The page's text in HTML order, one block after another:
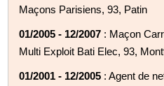
Maçons Parisiens, 93, Patin
01/2005 - 12/2007 : Maçon
Multi Exploit Bati Elec, 93,
01/2001 - 12/2005 : Agent de